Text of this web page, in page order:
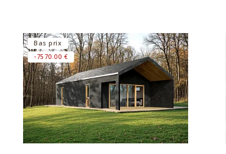
Bas prix
-7570.00 €